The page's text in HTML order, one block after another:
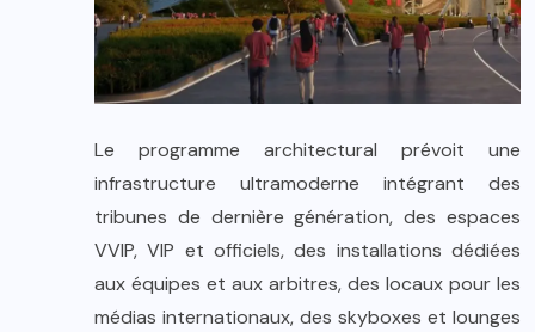
Le programme architectural prévoit une
infrastructure ultramoderne intégrant des
tribunes de dernière génération, des espaces
VVIP, VIP et officiels, des installations dédiées
aux équipes et aux arbitres, des locaux pour les
médias internationaux, des skyboxes et lounges